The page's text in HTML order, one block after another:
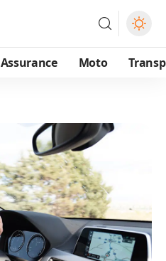
Assurance Moto